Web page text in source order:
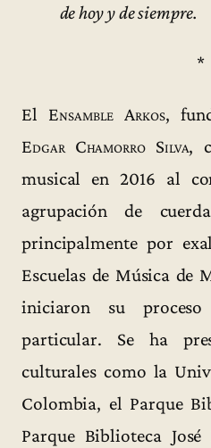
de hoy y de siempre.
*
El Ensamble Arkos,
Edgar Chamorro Silva,
musical en 2016 al
agrupación de
principalmente por
Escuelas de Música de
iniciaron su
particular. Se ha
culturales como la
Colombia, el Parque
Parque Biblioteca